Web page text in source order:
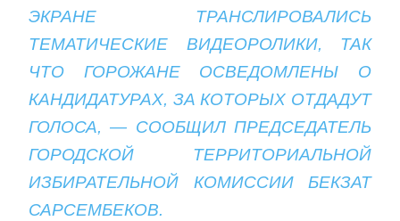
ЭКРАНЕ ТРАНСЛИРОВАЛИСЬ
ТЕМАТИЧЕСКИЕ ВИДЕОРОЛИКИ, ТАК
ЧТО ГОРОЖАНЕ ОСВЕДОМЛЕНЫ О
КАНДИДАТУРАХ, ЗА КОТОРЫХ ОТДАДУТ
ГОЛОСА, — СООБЩИЛ ПРЕДСЕДАТЕЛЬ
ГОРОДСКОЙ ТЕРРИТОРИАЛЬНОЙ
ИЗБИРАТЕЛЬНОЙ КОМИССИИ БЕКЗАТ
САРСЕМБЕКОВ.